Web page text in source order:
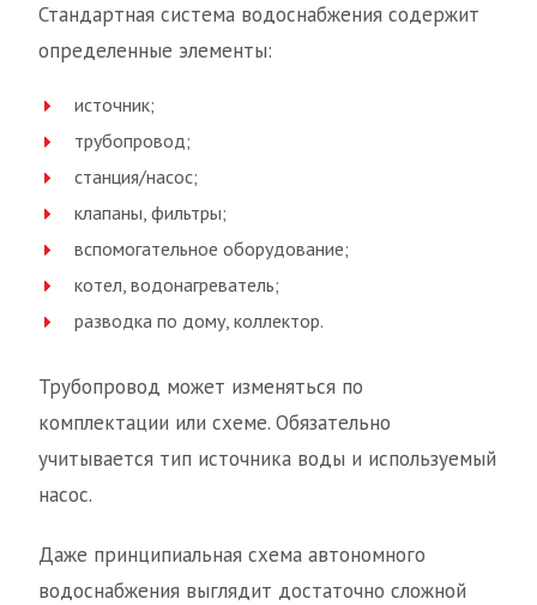
Стандартная система водоснабжения содержит
определенные элементы:
источник;
трубопровод;
станция/насос;
клапаны, фильтры;
вспомогательное оборудование;
котел, водонагреватель;
разводка по дому, коллектор.
Трубопровод может изменяться по
комплектации или схеме. Обязательно
учитывается тип источника воды и используемый
насос.
Даже принципиальная схема автономного
водоснабжения выглядит достаточно сложной